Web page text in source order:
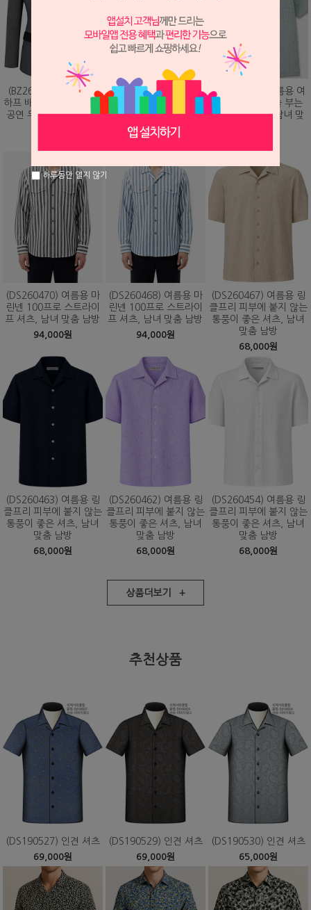
(BZ260203) 화려하게
하프 배색 핫픽스 디자인
공연 무대 맞춤 제작 자
(DS260479) 여름용 여
름용 바람이 솔솔 부는
망사직조 셔츠, 남녀 맞
춤 남방
(DS260473) 여름용 여
름용 바람이 솔솔 부는
망사직조 셔츠, 남녀 맞
(DS260470) 여름용 마
린넨 100프로 스트라이
프 셔츠, 남녀 맞춤 남방
94,000원
(DS260468) 여름용 마
린넨 100프로 스트라이
프 셔츠, 남녀 맞춤 남방
94,000원
(DS260467) 여름용 링
클프리 피부에 붙지 않는
통풍이 좋은 셔츠, 남녀
맞춤 남방
68,000원
(DS260463) 여름용 링
클프리 피부에 붙지 않는
통풍이 좋은 셔츠, 남녀
맞춤 남방
68,000원
(DS260462) 여름용 링
클프리 피부에 붙지 않는
통풍이 좋은 셔츠, 남녀
맞춤 남방
68,000원
(DS260454) 여름용 링
클프리 피부에 붙지 않는
통풍이 좋은 셔츠, 남녀
맞춤 남방
68,000원
상품더보기 +
추천상품
(DS190527) 인견 셔츠
69,000원
(DS190529) 인견 셔츠
69,000원
(DS190530) 인견 셔츠
65,000원
하루동안 열지 않기